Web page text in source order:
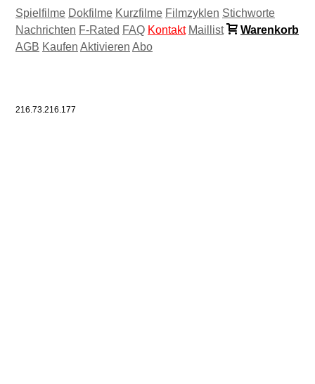
Spielfilme Dokfilme Kurzfilme Filmzyklen Stichworte
Nachrichten F-Rated FAQ Kontakt Maillist
Warenkorb
AGB Kaufen Aktivieren Abo
216.73.216.177